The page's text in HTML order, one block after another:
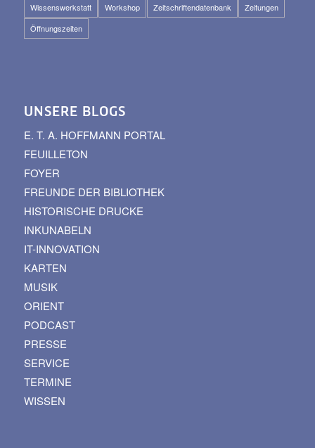
Wissenswerkstatt
Workshop Zeitschriftendatenbank
Zeitungen
Öffnungszeiten
UNSERE BLOGS
E. T. A. HOFFMANN PORTAL
FEUILLETON
FOYER
FREUNDE DER BIBLIOTHEK
HISTORISCHE DRUCKE
INKUNABELN
IT-INNOVATION
KARTEN
MUSIK
ORIENT
PODCAST
PRESSE
SERVICE
TERMINE
WISSEN